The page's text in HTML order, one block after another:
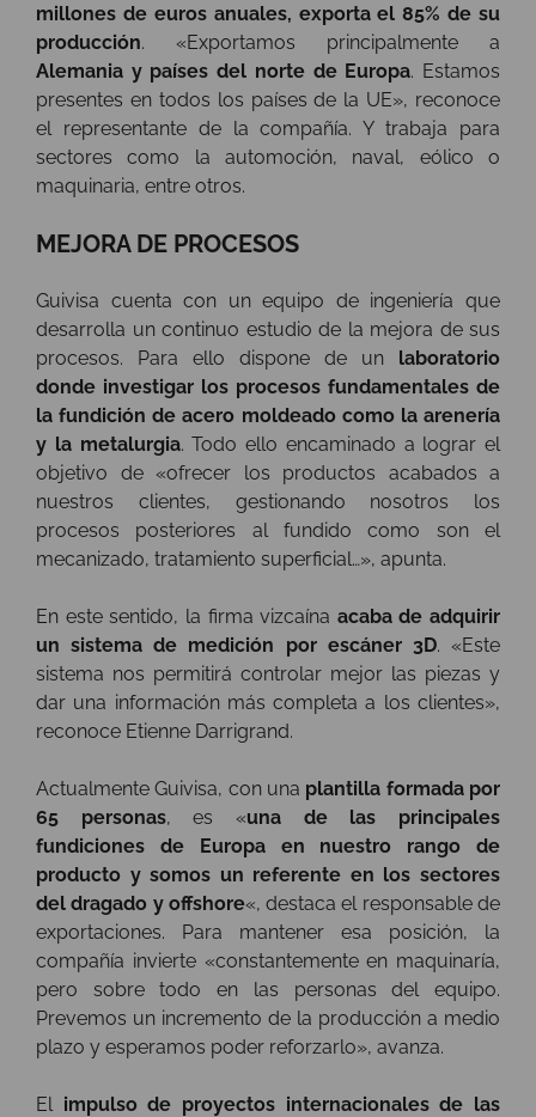
millones de euros anuales, exporta el 85% de su
producción. «Exportamos principalmente a
Alemania y países del norte de Europa. Estamos
presentes en todos los países de la UE», reconoce
el representante de la compañía. Y trabaja para
sectores como la automoción, naval, eólico o
maquinaria, entre otros.
MEJORA DE PROCESOS
Guivisa cuenta con un equipo de ingeniería que
desarrolla un continuo estudio de la mejora de sus
procesos. Para ello dispone de un laboratorio
donde investigar los procesos fundamentales de
la fundición de acero moldeado como la arenería
y la metalurgia. Todo ello encaminado a lograr el
objetivo de «ofrecer los productos acabados a
nuestros clientes, gestionando nosotros los
procesos posteriores al fundido como son el
mecanizado, tratamiento superficial…», apunta.
En este sentido, la firma vizcaína acaba de adquirir
un sistema de medición por escáner 3D. «Este
sistema nos permitirá controlar mejor las piezas y
dar una información más completa a los clientes»,
reconoce Etienne Darrigrand.
Actualmente Guivisa, con una plantilla formada por
65 personas, es «una de las principales
fundiciones de Europa en nuestro rango de
producto y somos un referente en los sectores
del dragado y offshore«, destaca el responsable de
exportaciones. Para mantener esa posición, la
compañía invierte «constantemente en maquinaría,
pero sobre todo en las personas del equipo.
Prevemos un incremento de la producción a medio
plazo y esperamos poder reforzarlo», avanza.
El impulso de proyectos internacionales de las